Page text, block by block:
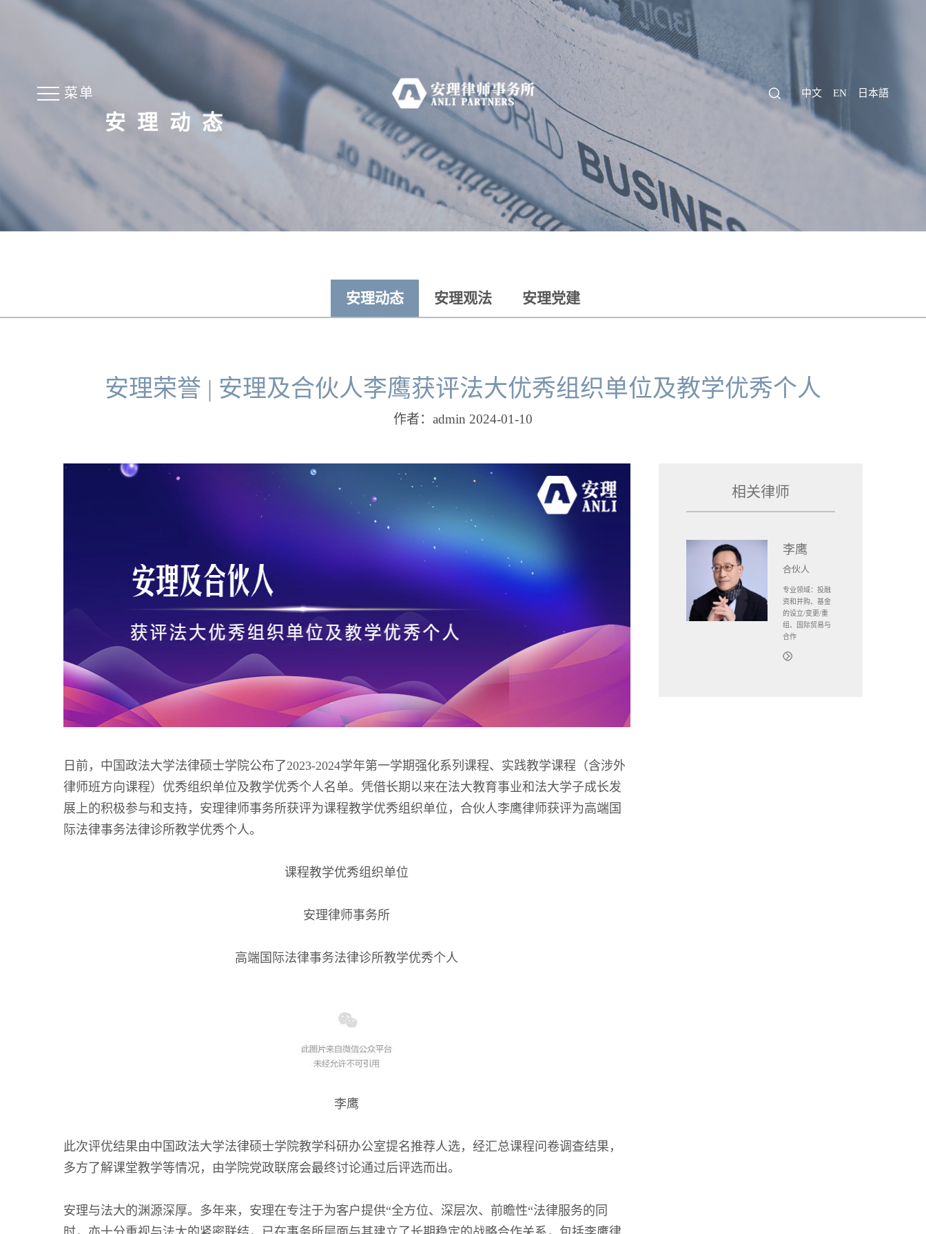
菜单 中文 EN 日本語
安理动态
安理动态 安理观法 安理党建
安理荣誉 | 安理及合伙人李鹰获评法大优秀组织单位及教学优秀个人
作者：admin 2024-01-10
日前，中国政法大学法律硕士学院公布了2023-2024学年第一学期强化系列课程、实践教学课程（含涉外
律师班方向课程）优秀组织单位及教学优秀个人名单。凭借长期以来在法大教育事业和法大学子成长发
展上的积极参与和支持，安理律师事务所获评为课程教学优秀组织单位，合伙人李鹰律师获评为高端国
际法律事务法律诊所教学优秀个人。
课程教学优秀组织单位
安理律师事务所
高端国际法律事务法律诊所教学优秀个人
李鹰
此次评优结果由中国政法大学法律硕士学院教学科研办公室提名推荐人选，经汇总课程问卷调查结果，
多方了解课堂教学等情况，由学院党政联席会最终讨论通过后评选而出。
安理与法大的渊源深厚。多年来，安理在专注于为客户提供“全方位、深层次、前瞻性“法律服务的同
相关律师
李鹰
合伙人
专业领域：投融
资和并购、基金
的设立/变更/重
组、国际贸易与
合作